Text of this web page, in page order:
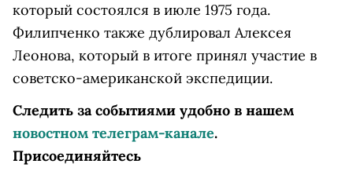
который состоялся в июле 1975 года.
Филипченко также дублировал Алексея
Леонова, который в итоге принял участие в
советско-американской экспедиции.
Следить за событиями удобно в нашем
новостном телеграм-канале.
Присоединяйтесь